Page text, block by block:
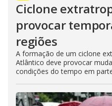
Ciclone
provocar
regiões
A formação de um ciclone
Atlântico deve provocar
condições do tempo em